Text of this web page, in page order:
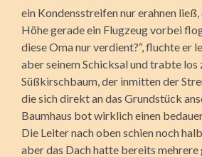
ein Kondensstreifen nur erahnen
Höhe gerade ein Flugzeug vorbei
diese Oma nur verdient?“, fluchte er
aber seinem Schicksal und trabte los
Süßkirschbaum, der inmitten der
die sich direkt an das Grundstück
Baumhaus bot wirklich einen
Die Leiter nach oben schien noch
aber das Dach hatte bereits